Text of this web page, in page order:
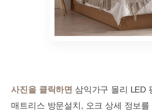
사진을 클릭하면 삼익가구 몰리 LED
매트리스 방문설치, 오크 상세 정보를